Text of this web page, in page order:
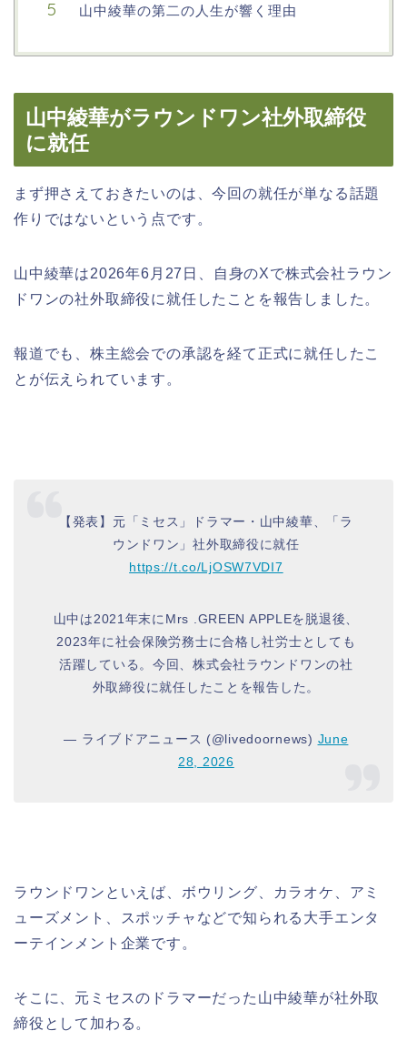
山中綾華の第二の人生が響く理由
山中綾華がラウンドワン社外取締役
に就任
まず押さえておきたいのは、今回の就任が単なる話題
作りではないという点です。
山中綾華は2026年6月27日、自身のXで株式会社ラウン
ドワンの社外取締役に就任したことを報告しました。
報道でも、株主総会での承認を経て正式に就任したこ
とが伝えられています。
【発表】元「ミセス」ドラマー・山中綾華、「ラ
ウンドワン」社外取締役に就任
https://t.co/LjOSW7VDI7
山中は2021年末にMrs .GREEN APPLEを脱退後、
2023年に社会保険労務士に合格し社労士としても
活躍している。今回、株式会社ラウンドワンの社
外取締役に就任したことを報告した。
— ライブドアニュース (@livedoornews) June
28, 2026
ラウンドワンといえば、ボウリング、カラオケ、アミ
ューズメント、スポッチャなどで知られる大手エンタ
ーテインメント企業です。
そこに、元ミセスのドラマーだった山中綾華が社外取
締役として加わる。